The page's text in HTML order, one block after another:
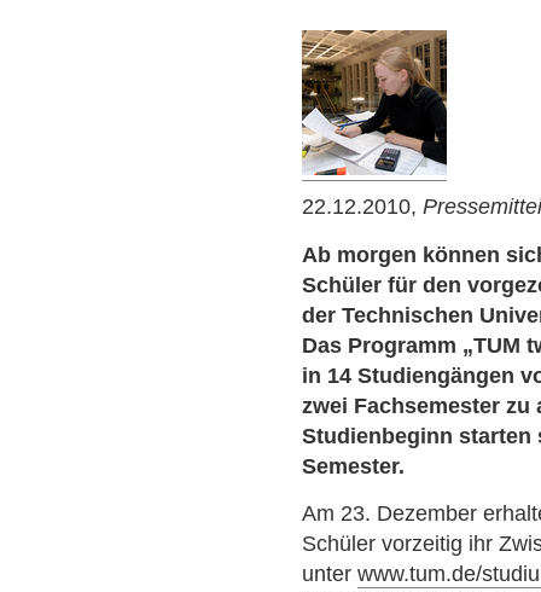
22.12.2010,
Ab morgen können
Schüler für den
der Technischen
Das Programm „TUM
in 14 Studiengängen
zwei Fachsemester
Studienbeginn
Semester.
Am 23. Dezember
Schüler vorzeitig ihr
unterwww.tum.de/